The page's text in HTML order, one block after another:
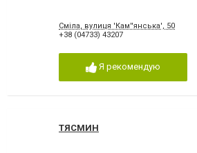
Сміла, вулиця 'Кам''янська', 50
+38 (04733) 43207
Я рекомендую
ТЯСМИН